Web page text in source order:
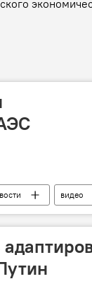
видео
Путин